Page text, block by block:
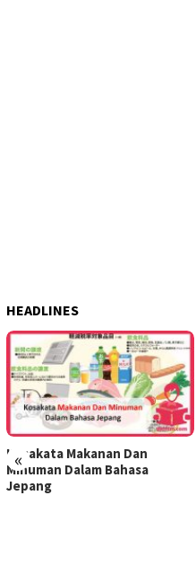
HEADLINES
«
Kosakata Makanan Dan
Minuman Dalam Bahasa
Jepang